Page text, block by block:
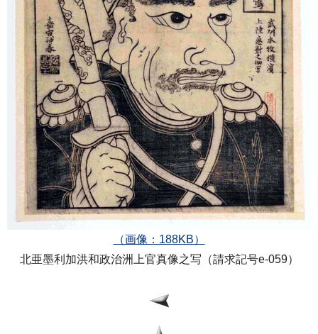
（画像：188KB）
北亜墨利加洪和政治洲上官真像之写（請求記号e-059）